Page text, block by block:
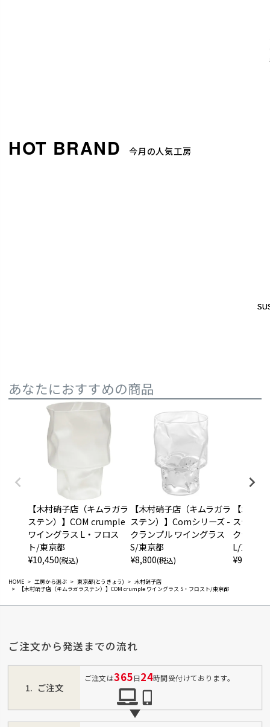
HOME 工房から選ぶ 東京都(とうきょう)
木村硝子店
【木村硝子店（キムラガラステン）】COM crumple ワイングラス S・フロスト/東京都
今月の人気工房
あなたにおすすめの商品
【木村硝子店（キムラガラ
ステン）】COM crumple
ワイングラス L・フロス
ト/東京都
¥10,450(税込)
【木村硝子店（キムラガラ
ステン）】Comシリーズ -
クランプル ワイングラス
S/東京都
¥8,800(税込)
【木村
ステン
クランプ
L/東京都
¥9,460
ご注文から発送までの流れ
ご注文
ご注文は365日24時間受付けております。